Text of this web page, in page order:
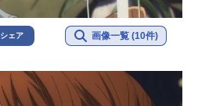
シェア 画像一覧 (10件)